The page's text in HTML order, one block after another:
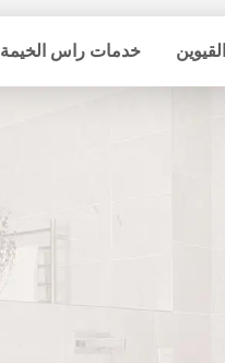
خدمات راس الخيمة